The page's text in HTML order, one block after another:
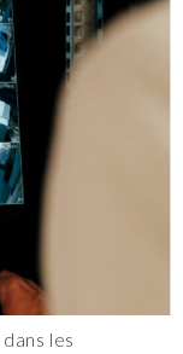
dans les